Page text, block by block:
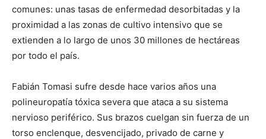
comunes: unas tasas de enfermedad desorbitadas y la
proximidad a las zonas de cultivo intensivo que se
extienden a lo largo de unos 30 millones de hectáreas
por todo el país.
Fabián Tomasi sufre desde hace varios años una
polineuropatía tóxica severa que ataca a su sistema
nervioso periférico. Sus brazos cuelgan sin fuerza de un
torso enclenque, desvencijado, privado de carne y